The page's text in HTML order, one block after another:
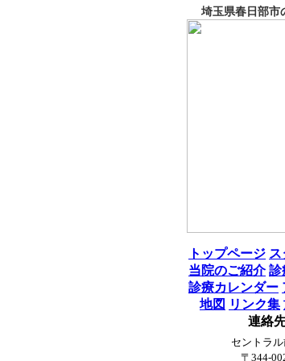
埼玉県春日部市
トップページ
当院のご紹介 診
診療カレンダー
地図 リンク集
連絡
セントラ
〒344-